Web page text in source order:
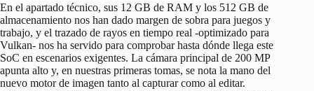
En el apartado técnico, sus 12 GB de RAM y los 512 GB de
almacenamiento nos han dado margen de sobra para juegos y
trabajo, y el trazado de rayos en tiempo real -optimizado para
Vulkan- nos ha servido para comprobar hasta dónde llega este
SoC en escenarios exigentes. La cámara principal de 200 MP
apunta alto y, en nuestras primeras tomas, se nota la mano del
nuevo motor de imagen tanto al capturar como al editar.